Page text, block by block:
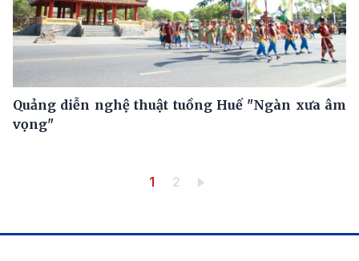
Quảng diễn nghệ thuật tuồng Huế "Ngàn xưa âm
vọng"
Trang hiện thời
1 Trang
2